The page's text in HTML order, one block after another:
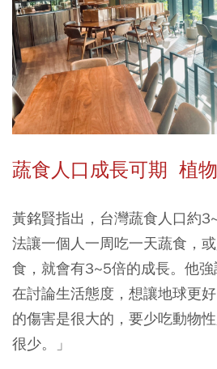
蔬食人口成長可期 植
黃銘賢指出，台灣蔬食人口約
法讓一個人一周吃一天蔬食，
食，就會有3~5倍的成長。他
在討論生活態度，想讓地球更
的傷害是很大的，要少吃動物
很少。」